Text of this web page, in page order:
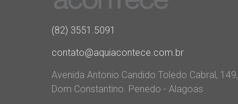
(82) 3551.5091
contato@aquiacontece.com.br
Avenida Antonio Candido Toledo Cabral, 149,
Dom Constantino. Penedo - Alagoas